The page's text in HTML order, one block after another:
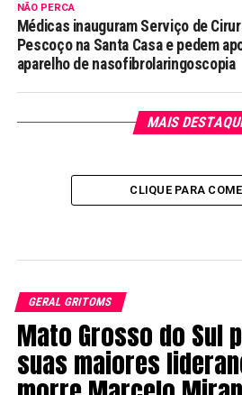
NÃO PERCA
Médicas inauguram Serviço de
Pescoço na Santa Casa e pedem
aparelho de nasofibrolaringoscopia
MAIS
CLIQUE PARA
GERAL GRITOMS
Mato Grosso do Sul
suas maiores